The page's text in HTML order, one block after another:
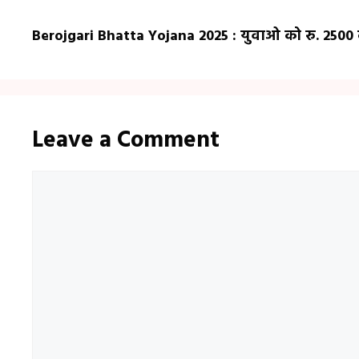
Berojgari Bhatta Yojana 2025 : युवाओ को रु.
Leave a Comment